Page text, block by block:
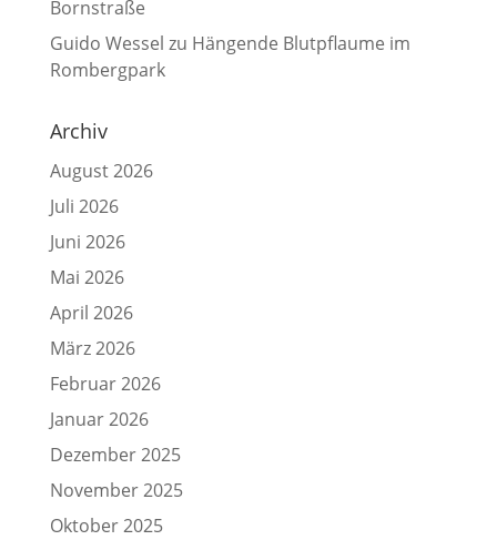
Bornstraße
Guido Wessel zu Hängende Blutpflaume im
Rombergpark
Archiv
August 2026
Juli 2026
Juni 2026
Mai 2026
April 2026
März 2026
Februar 2026
Januar 2026
Dezember 2025
November 2025
Oktober 2025